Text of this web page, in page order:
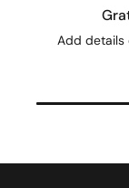
Add details